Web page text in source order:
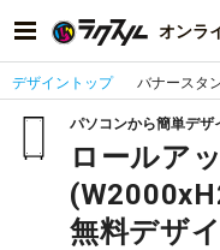
オンラ
デザイントップ バナースタ
パソコンから簡単デザ
ロールア
無料デザ